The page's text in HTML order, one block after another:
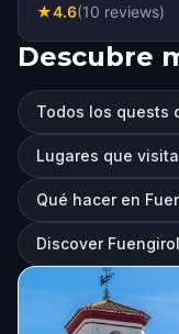
★4.6(10 reviews)
Descubre
Todos los quests
Lugares que
Qué hacer en
Discover